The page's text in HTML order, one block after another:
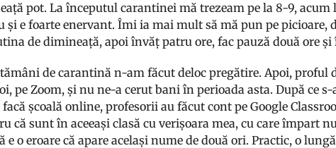
pot. La începutul carantinei mă trezeam pe la 8-9, acum
e foarte enervant. Îmi ia mai mult să mă pun pe picioare,
de dimineață, apoi învăț patru ore, fac pauză două ore
de carantină n-am făcut deloc pregătire. Apoi, proful
pe Zoom, și nu ne-a cerut bani în perioada asta. După ce s-
școală online, profesorii au făcut cont pe Google
că sunt în aceeași clasă cu verișoara mea, cu care împart
e o eroare că apare același nume de două ori. Practic, o